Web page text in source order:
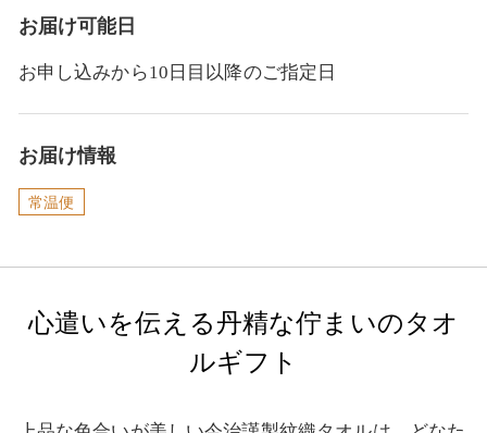
お届け可能日
お申し込みから10日目以降のご指定日
お届け情報
常温便
心遣いを伝える丹精な佇まいのタオ
ルギフト